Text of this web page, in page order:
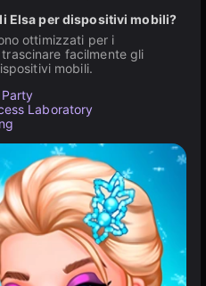
Elsa per dispositivi mobili?
ottimizzati per i
facilmente gli
mobili.
Laboratory